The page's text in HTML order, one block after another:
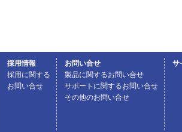
採用情報
採用に関する
お問い合せ
お問い合せ
製品に関するお問い合せ
サポートに関するお問い合せ
その他のお問い合せ
サ